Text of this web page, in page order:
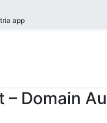
app
– Domain